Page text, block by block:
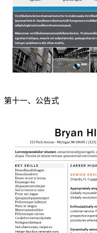
第十一、公告式